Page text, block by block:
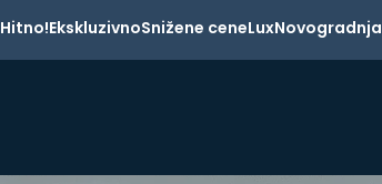
Hitno!EkskluzivnoSnižene ceneLuxNovogradnja